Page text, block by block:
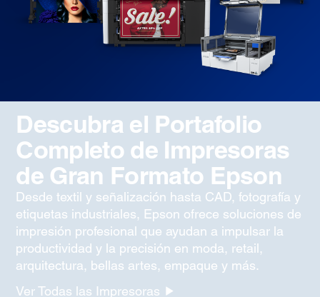
Descubra el Portafolio
Completo de Impresoras
de Gran Formato Epson
Desde textil y señalización hasta CAD, fotografía y
etiquetas industriales, Epson ofrece soluciones de
impresión profesional que ayudan a impulsar la
productividad y la precisión en moda, retail,
arquitectura, bellas artes, empaque y más.
Ver Todas las Impresoras